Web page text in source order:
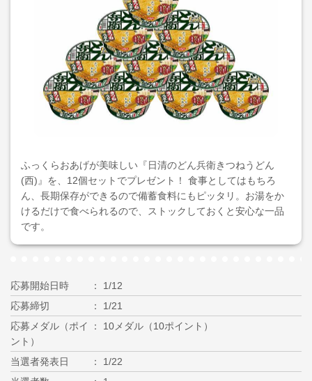
ふっくらおあげが美味しい『日清のどん兵衛きつねうどん
(西)』を、12個セットでプレゼント！ 食事としてはもちろ
ん、長期保存ができるので備蓄食料にもピッタリ。お湯をか
けるだけで食べられるので、ストックしておくと安心な一品
です。
応募開始日時
1/12
応募締切
1/21
応募メダル（ポイ
ント）
10メダル（10ポイント）
当選者発表日
1/22